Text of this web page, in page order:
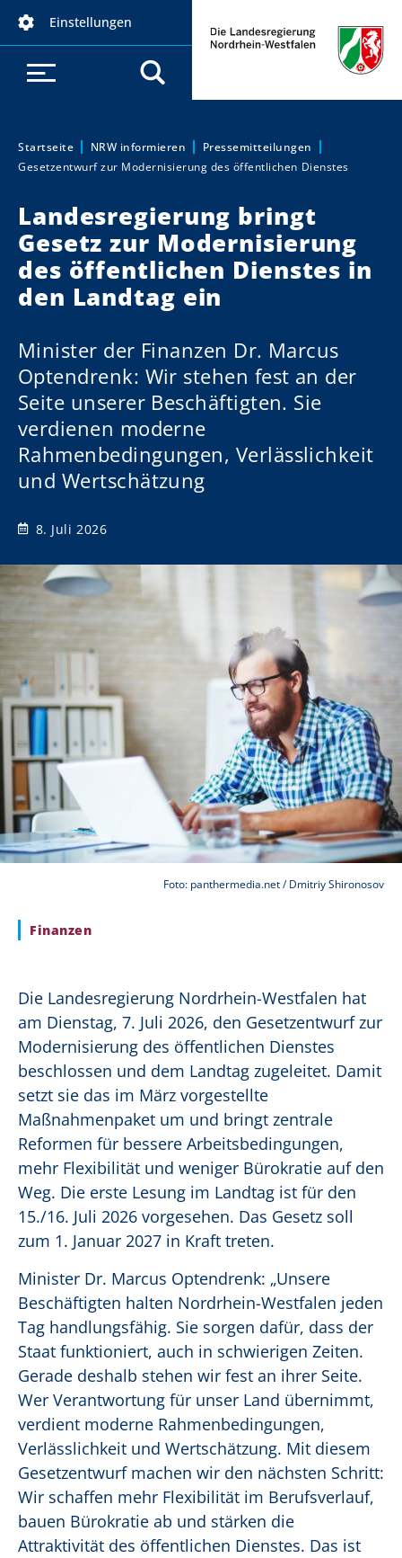
Einstellungen
Sie sind hier:
Startseite NRW informieren
Pressemitteilungen
Gesetzentwurf zur Modernisierung des öffentlichen Dienstes
Landesregierung bringt
Gesetz zur Modernisierung
des öffentlichen Dienstes in
den Landtag ein
Minister der Finanzen Dr. Marcus
Optendrenk: Wir stehen fest an der
Seite unserer Beschäftigten. Sie
verdienen moderne
Rahmenbedingungen, Verlässlichkeit
und Wertschätzung
8. Juli 2026
Foto: panthermedia.net / Dmitriy Shironosov
Finanzen
Die Landesregierung Nordrhein-Westfalen hat
am Dienstag, 7. Juli 2026, den Gesetzentwurf zur
Modernisierung des öffentlichen Dienstes
beschlossen und dem Landtag zugeleitet. Damit
setzt sie das im März vorgestellte
Maßnahmenpaket um und bringt zentrale
Reformen für bessere Arbeitsbedingungen,
mehr Flexibilität und weniger Bürokratie auf den
Weg. Die erste Lesung im Landtag ist für den
15./16. Juli 2026 vorgesehen. Das Gesetz soll
zum 1. Januar 2027 in Kraft treten.
Minister Dr. Marcus Optendrenk: „Unsere
Beschäftigten halten Nordrhein-Westfalen jeden
Tag handlungsfähig. Sie sorgen dafür, dass der
Staat funktioniert, auch in schwierigen Zeiten.
Gerade deshalb stehen wir fest an ihrer Seite.
Wer Verantwortung für unser Land übernimmt,
verdient moderne Rahmenbedingungen,
Verlässlichkeit und Wertschätzung. Mit diesem
Gesetzentwurf machen wir den nächsten Schritt:
Wir schaffen mehr Flexibilität im Berufsverlauf,
bauen Bürokratie ab und stärken die
Attraktivität des öffentlichen Dienstes. Das ist